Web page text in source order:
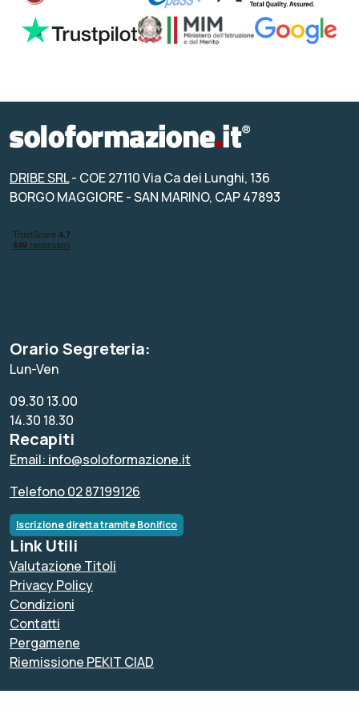
DRIBE SRL- COE 27110 Via Ca dei Lunghi, 136
BORGO MAGGIORE - SAN MARINO, CAP 47893
Orario Segreteria:
Lun-Ven
09.30 13.00
14.30 18.30
Recapiti
Email: info@soloformazione.it
Telefono 02 87199126
Iscrizione diretta tramite Bonifico
Link Utili
Valutazione Titoli
Privacy Policy
Condizioni
Contatti
Pergamene
Riemissione PEKIT CIAD